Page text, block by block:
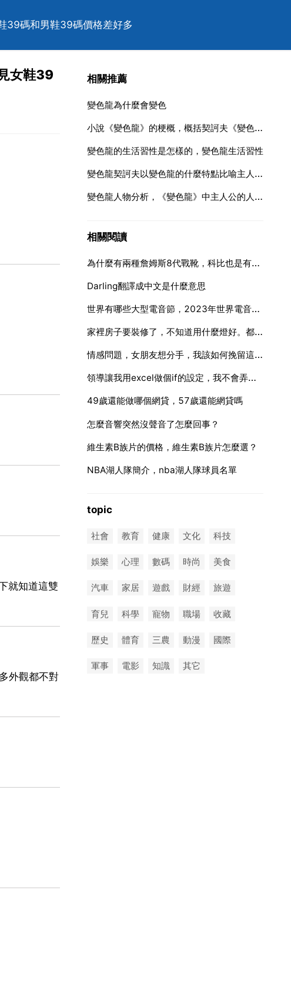
39碼和男鞋39碼價格差好多
女鞋39
就知道這雙
外觀都不對
相關推薦
變色龍為什麼會變色
小說《變色龍》的梗概，概括契訶夫《變色龍》的主要內容。。
變色龍的生活習性是怎樣的，變色龍生活習性
變色龍契訶夫以變色龍的什麼特點比喻主人公什麼的性格特徵
變色龍人物分析，《變色龍》中主人公的人物形象
相關閱讀
為什麼有兩種詹姆斯8代戰靴，科比也是有兩種6代戰靴，除了黑曼巴還有一種，耐克公司幹嘛出兩種
Darling翻譯成中文是什麼意思
世界有哪些大型電音節，2023年世界電音節在哪裡舉行
家裡房子要裝修了，不知道用什麼燈好。都說現在LED省電，但是價格又太高了
情感問題，女朋友想分手，我該如何挽留這段感情，希望可以懂女生
領導讓我用excel做個if的設定，我不會弄，求大神幫助。。就是做個工資，然後把單元格里面小於1的數值
49歲還能做哪個網貸，57歲還能網貸嗎
怎麼音響突然沒聲音了怎麼回事？
維生素B族片的價格，維生素B族片怎麼選？
NBA湖人隊簡介，nba湖人隊球員名單
topic
社會 教育 健康 文化 科技
娛樂 心理 數碼 時尚 美食
汽車 家居 遊戲 財經 旅遊
育兒 科學 寵物 職場 收藏
歷史 體育 三農 動漫 國際
軍事 電影 知識 其它